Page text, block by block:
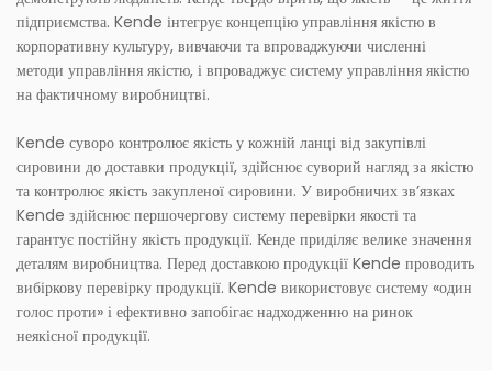
підприємства. Kende інтегрує концепцію управління якістю в
корпоративну культуру, вивчаючи та впроваджуючи численні
методи управління якістю, і впроваджує систему управління якістю
на фактичному виробництві.
Kende суворо контролює якість у кожній ланці від закупівлі
сировини до доставки продукції, здійснює суворий нагляд за якістю
та контролює якість закупленої сировини. У виробничих зв’язках
Kende здійснює першочергову систему перевірки якості та
гарантує постійну якість продукції. Кенде приділяє велике значення
деталям виробництва. Перед доставкою продукції Kende проводить
вибіркову перевірку продукції. Kende використовує систему «один
голос проти» і ефективно запобігає надходженню на ринок
неякісної продукції.